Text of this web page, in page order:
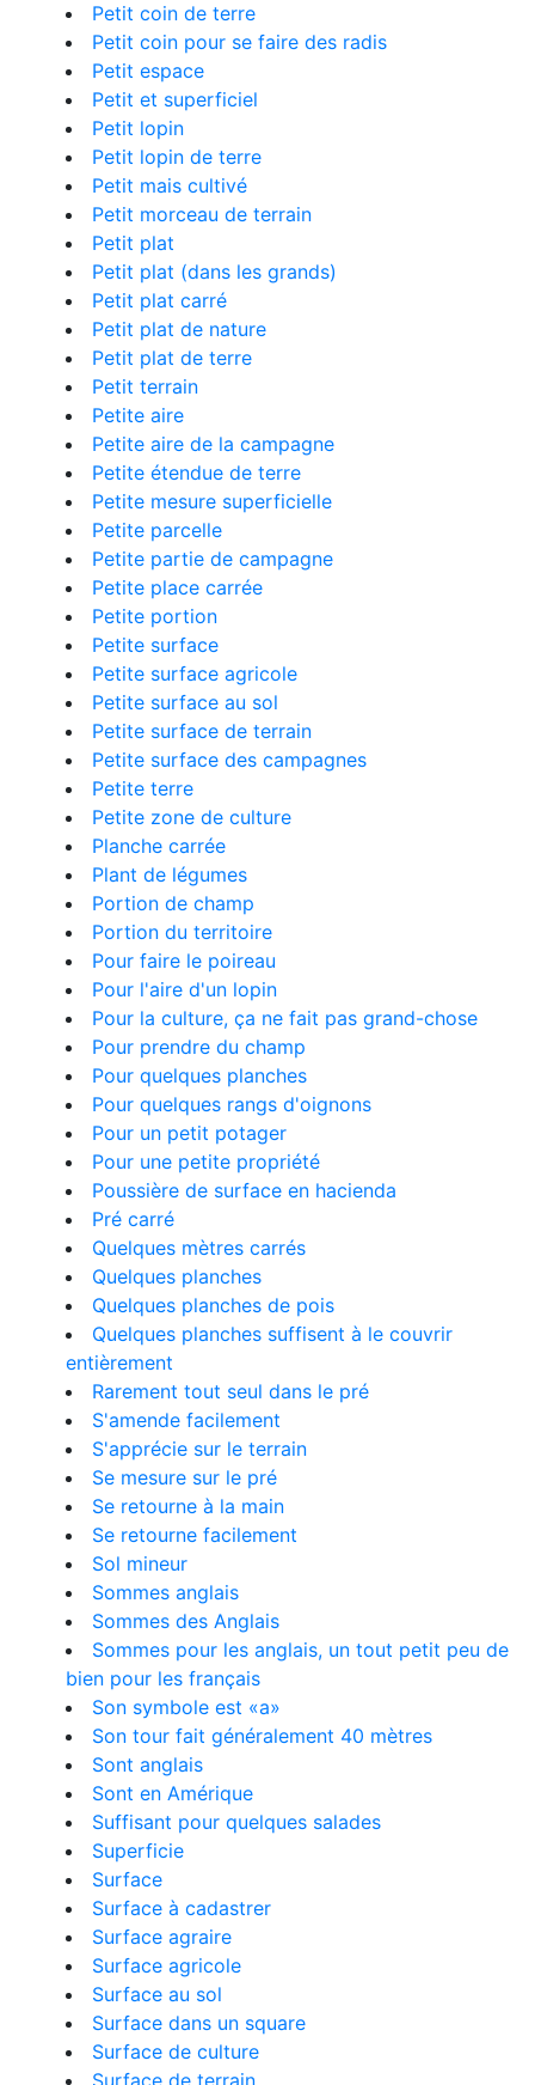
Petit coin de terre
Petit coin pour se faire des radis
Petit espace
Petit et superficiel
Petit lopin
Petit lopin de terre
Petit mais cultivé
Petit morceau de terrain
Petit plat
Petit plat (dans les grands)
Petit plat carré
Petit plat de nature
Petit plat de terre
Petit terrain
Petite aire
Petite aire de la campagne
Petite étendue de terre
Petite mesure superficielle
Petite parcelle
Petite partie de campagne
Petite place carrée
Petite portion
Petite surface
Petite surface agricole
Petite surface au sol
Petite surface de terrain
Petite surface des campagnes
Petite terre
Petite zone de culture
Planche carrée
Plant de légumes
Portion de champ
Portion du territoire
Pour faire le poireau
Pour l'aire d'un lopin
Pour la culture, ça ne fait pas grand-chose
Pour prendre du champ
Pour quelques planches
Pour quelques rangs d'oignons
Pour un petit potager
Pour une petite propriété
Poussière de surface en hacienda
Pré carré
Quelques mètres carrés
Quelques planches
Quelques planches de pois
Quelques planches suffisent à le couvrir
entièrement
Rarement tout seul dans le pré
S'amende facilement
S'apprécie sur le terrain
Se mesure sur le pré
Se retourne à la main
Se retourne facilement
Sol mineur
Sommes anglais
Sommes des Anglais
Sommes pour les anglais, un tout petit peu de
bien pour les français
Son symbole est «a»
Son tour fait généralement 40 mètres
Sont anglais
Sont en Amérique
Suffisant pour quelques salades
Superficie
Surface
Surface à cadastrer
Surface agraire
Surface agricole
Surface au sol
Surface dans un square
Surface de culture
Surface de terrain